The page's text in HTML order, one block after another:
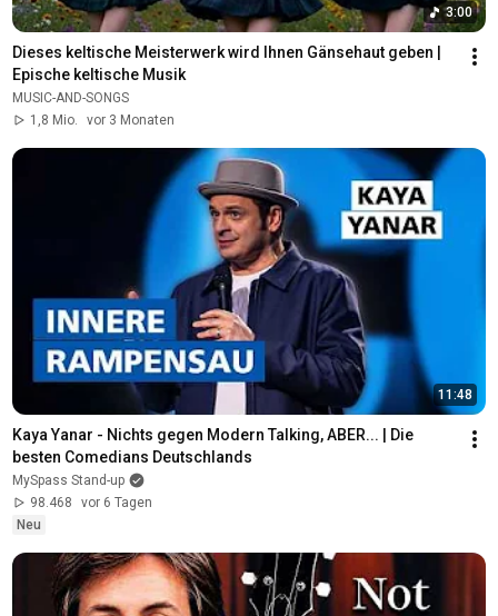
3:00
Dieses keltische Meisterwerk wird Ihnen Gänsehaut geben |
Epische keltische Musik
MUSIC-AND-SONGS
1,8 Mio.
vor 3 Monaten
11:48
Kaya Yanar - Nichts gegen Modern Talking, ABER... | Die
besten Comedians Deutschlands
MySpass Stand-up
98.468
vor 6 Tagen
Neu